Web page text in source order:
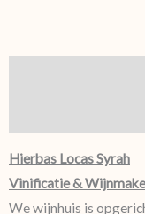
Hierbas Locas Syrah
Vinificatie &
We wijnhuis is